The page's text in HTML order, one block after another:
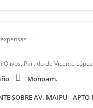
Partido de Vicente López
Monoam.
SOBRE AV. MAIPU -